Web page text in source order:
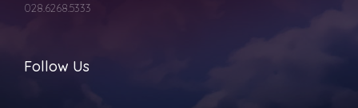
028.6268.5333
Follow Us